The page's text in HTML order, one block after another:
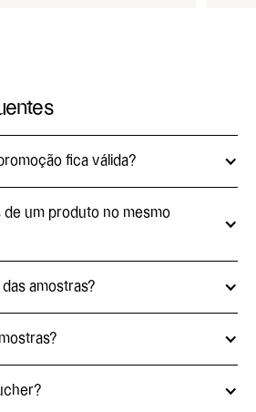
fica válida?
de um produto no mesmo
amostras?